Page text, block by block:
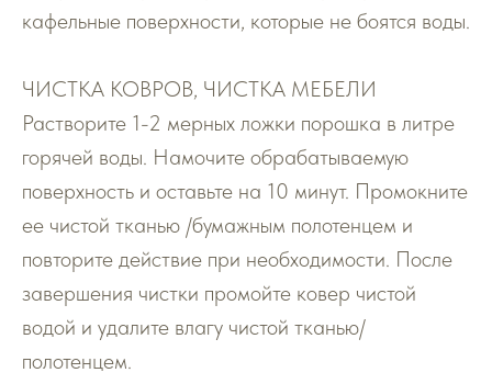
кафельные поверхности, которые не боятся воды.
ЧИСТКА КОВРОВ, ЧИСТКА МЕБЕЛИ
Растворите 1-2 мерных ложки порошка в литре
горячей воды. Намочите обрабатываемую
поверхность и оставьте на 10 минут. Промокните
ее чистой тканью /бумажным полотенцем и
повторите действие при необходимости. После
завершения чистки промойте ковер чистой
водой и удалите влагу чистой тканью/
полотенцем.